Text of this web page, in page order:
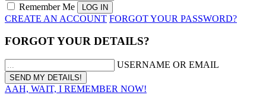
Remember Me
CREATE AN ACCOUNT FORGOT YOUR PASSWORD?
FORGOT YOUR DETAILS?
USERNAME OR EMAIL
AAH, WAIT, I REMEMBER NOW!